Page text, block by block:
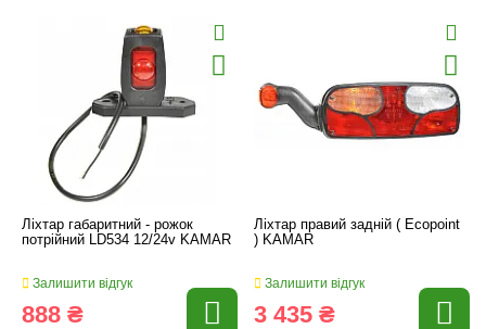
Ліхтар габаритний - рожок
потрійний LD534 12/24v KAMAR
Залишити відгук
888 ₴
Ліхтар правий задній ( Ecopoint
) KAMAR
Залишити відгук
3 435 ₴